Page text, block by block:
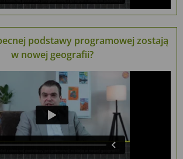
podstawy programowej zostają
w nowej geografii?